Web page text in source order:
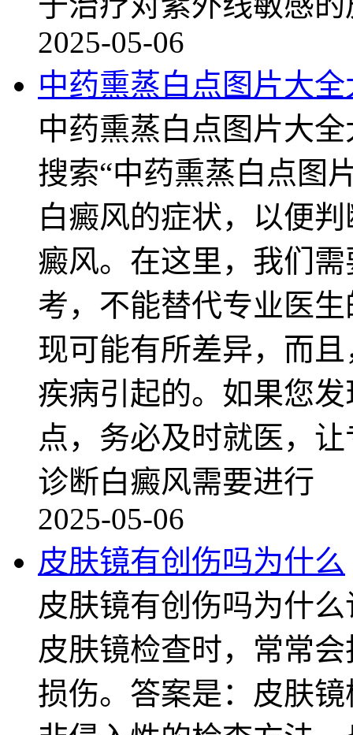
2025-05-06
中药熏蒸白点图片大
中药熏蒸白点图片大
搜索“中药熏蒸白点图
白癜风的症状，以便
癜风。在这里，我们
考，不能替代专业医
现可能有所差异，而
疾病引起的。如果您
点，务必及时就医，
诊断白癜风需要进行
2025-05-06
皮肤镜有创伤吗为什么
皮肤镜有创伤吗为什
皮肤镜检查时，常常
损伤。答案是：皮肤